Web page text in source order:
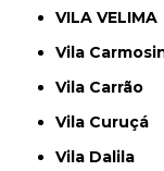
VILA VELIMA
Vila
Vila Carrão
Vila Curuçá
Vila Dalila